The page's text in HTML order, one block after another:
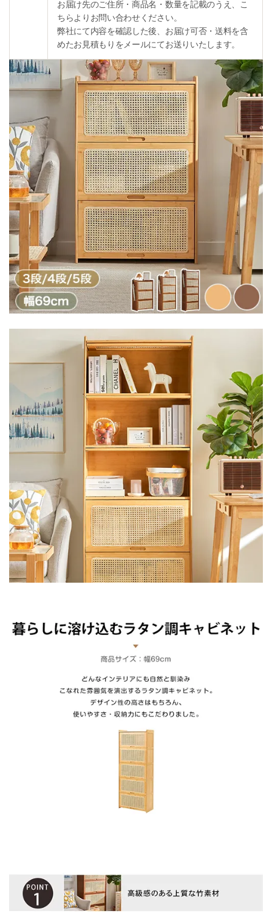
お届け先のご住所・商品名・数量を記載のうえ、こ
ちらよりお問い合わせください。
弊社にて内容を確認した後、お届け可否・送料を含
めたお見積もりをメールにてお送りいたします。